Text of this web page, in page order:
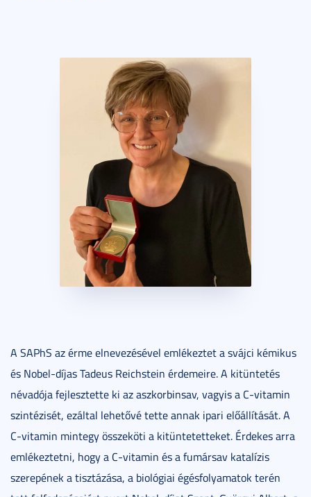
A SAPhS az érme elnevezésével emlékeztet a svájci kémikus
és Nobel-díjas Tadeus Reichstein érdemeire. A kitüntetés
névadója fejlesztette ki az aszkorbinsav, vagyis a C-vitamin
szintézisét, ezáltal lehetővé tette annak ipari előállítását. A
C-vitamin mintegy összeköti a kitüntetetteket. Érdekes arra
emlékeztetni, hogy a C-vitamin és a fumársav katalízis
szerepének a tisztázása, a biológiai égésfolyamatok terén